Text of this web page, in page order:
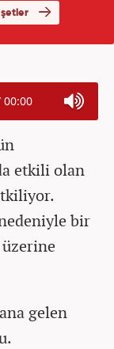
00:00
etkili olan
bir
gelen